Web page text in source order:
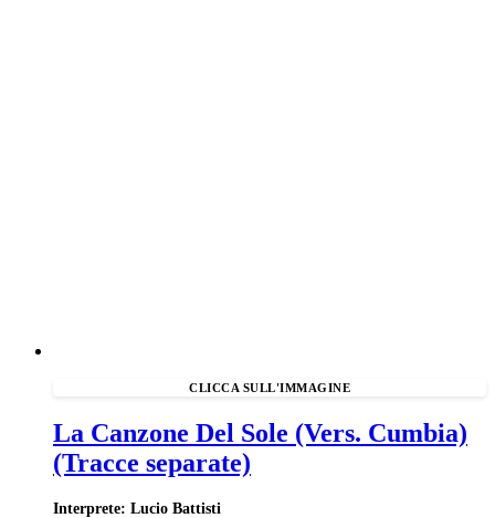
La Canzone Del Sole (Vers. Cumbia)
(Tracce separate)
Interprete: Lucio Battisti